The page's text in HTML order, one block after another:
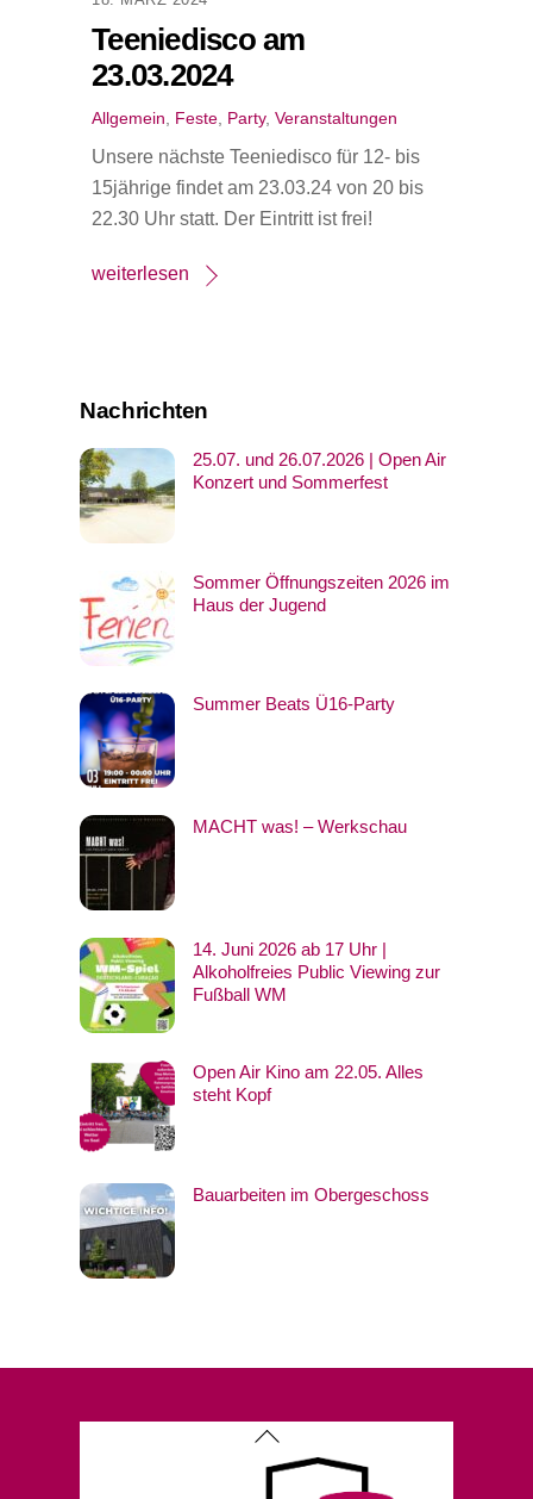
Teeniedisco am
23.03.2024
Allgemein, Feste, Party,Veranstaltungen
Unsere nächste Teeniedisco für 12- bis
15jährige findet am 23.03.24 von 20 bis
22.30 Uhr statt. Der Eintritt ist frei!
weiterlesen
Nachrichten
25.07. und 26.07.2026 | Open Air
Konzert und Sommerfest
Sommer Öffnungszeiten 2026 im
Haus der Jugend
Summer Beats Ü16-Party
MACHT was! – Werkschau
14. Juni 2026 ab 17 Uhr |
Alkoholfreies Public Viewing zur
Fußball WM
Open Air Kino am 22.05. Alles
steht Kopf
Bauarbeiten im Obergeschoss
Back
To